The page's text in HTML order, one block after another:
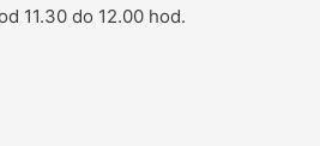
11.30 do 12.00 hod.